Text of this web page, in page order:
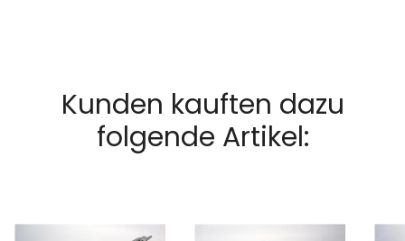
Kunden kauften dazu
folgende Artikel: